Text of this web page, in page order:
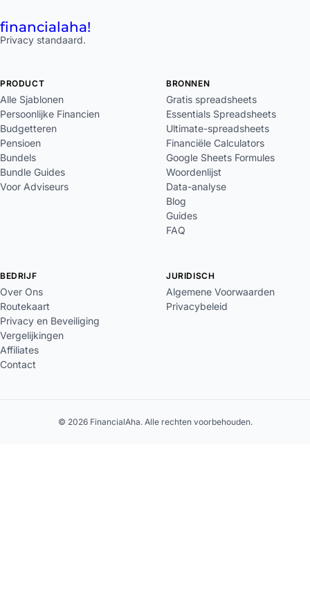
financialaha!
Privacy standaard.
PRODUCT
Alle Sjablonen
Persoonlijke Financien
Budgetteren
Pensioen
Bundels
Bundle Guides
Voor Adviseurs
BRONNEN
Gratis spreadsheets
Essentials Spreadsheets
Ultimate-spreadsheets
Financiële Calculators
Google Sheets Formules
Woordenlijst
Data-analyse
Blog
Guides
FAQ
BEDRIJF
Over Ons
Routekaart
Privacy en Beveiliging
Vergelijkingen
Affiliates
Contact
JURIDISCH
Algemene Voorwaarden
Privacybeleid
© 2026 FinancialAha. Alle rechten voorbehouden.